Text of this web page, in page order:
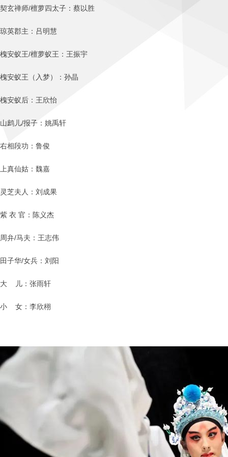
契玄禅师/檀萝四太子：蔡以胜
琼英郡主：吕明慧
槐安蚁王/檀萝蚁王：王振宇
槐安蚁王（入梦）：孙晶
槐安蚁后：王欣怡
山鹧儿/报子：姚禹轩
右相段功：鲁俊
上真仙姑：魏嘉
灵芝夫人：刘成果
紫 衣 官：陈义杰
周弁/马夫：王志伟
田子华/女兵：刘阳
大 儿：张雨轩
小 女：李欣栩